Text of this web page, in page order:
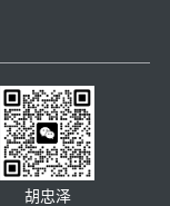
胡忠泽